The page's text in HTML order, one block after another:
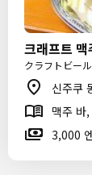
크래프트
クラフトビー
신주쿠
맥주 바
3,000